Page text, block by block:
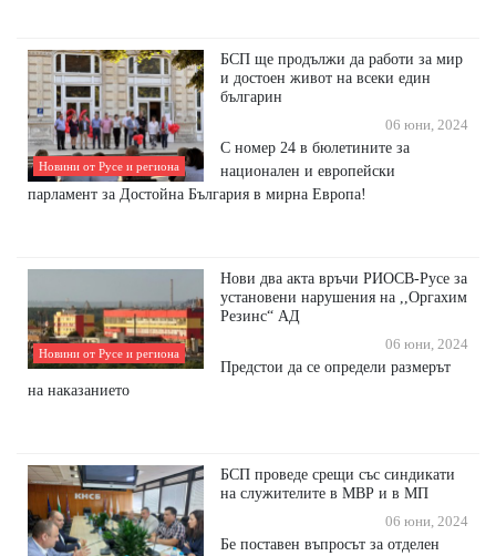
Новини от Русе и региона
БСП ще продължи да работи за мир
и достоен живот на всеки един
българин
06 юни, 2024
С номер 24 в бюлетините за
национален и европейски
парламент за Достойна България в мирна Европа!
Новини от Русе и региона
Нови два акта връчи РИОСВ-Русе за
установени нарушения на ,,Оргахим
Резинс“ АД
06 юни, 2024
Предстои да се определи размерът
на наказанието
БСП проведе срещи със синдикати
на служителите в МВР и в МП
06 юни, 2024
Бе поставен въпросът за отделен